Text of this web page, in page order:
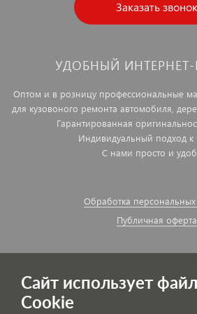
Заказать звонок
УДОБНЫЙ
Оптом и в розницу профессиональные
для кузовоного ремонта автомобиля,
Гарантированная
Индивидуальный подход к
С нами просто и
Обработка
Публичная оферта
Сайт использует
Cookie